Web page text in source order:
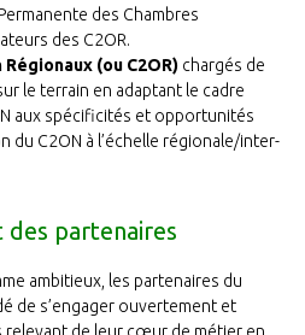
des Chambres
des C2OR.
Régionaux (ou C2OR) chargés de
le terrain en adaptant le cadre
aux spécificités et opportunités
du C2ON à l’échelle régionale/inter-
partenaires
ambitieux, les partenaires du
de s’engager ouvertement et